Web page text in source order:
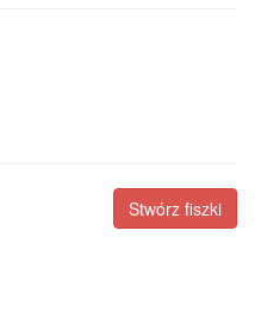
Stwórz fiszki